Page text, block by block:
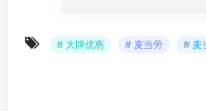
# 大牌优惠 # 麦当劳 # 麦